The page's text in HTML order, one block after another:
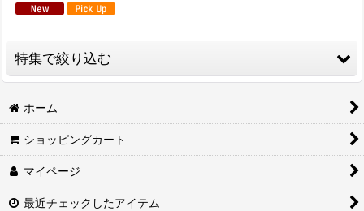
特集で絞り込む
カスタムメイド・オルゴール
3,000円以下
3,001円〜5,000円
ホーム
ショッピングカート
マイページ
最近チェックしたアイテム